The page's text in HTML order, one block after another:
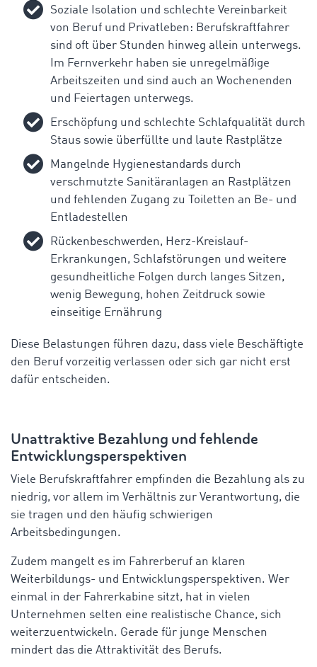
Soziale Isolation und schlechte Vereinbarkeit
von Beruf und Privatleben: Berufskraftfahrer
sind oft über Stunden hinweg allein unterwegs.
Im Fernverkehr haben sie unregelmäßige
Arbeitszeiten und sind auch an Wochenenden
und Feiertagen unterwegs.
Erschöpfung und schlechte Schlafqualität durch
Staus sowie überfüllte und laute Rastplätze
Mangelnde Hygienestandards durch
verschmutzte Sanitäranlagen an Rastplätzen
und fehlenden Zugang zu Toiletten an Be- und
Entladestellen
Rückenbeschwerden, Herz-Kreislauf-
Erkrankungen, Schlafstörungen und weitere
gesundheitliche Folgen durch langes Sitzen,
wenig Bewegung, hohen Zeitdruck sowie
einseitige Ernährung
Diese Belastungen führen dazu, dass viele Beschäftigte
den Beruf vorzeitig verlassen oder sich gar nicht erst
dafür entscheiden.
Unattraktive Bezahlung und fehlende
Entwicklungsperspektiven
Viele Berufskraftfahrer empfinden die Bezahlung als zu
niedrig, vor allem im Verhältnis zur Verantwortung, die
sie tragen und den häufig schwierigen
Arbeitsbedingungen.
Zudem mangelt es im Fahrerberuf an klaren
Weiterbildungs- und Entwicklungsperspektiven. Wer
einmal in der Fahrerkabine sitzt, hat in vielen
Unternehmen selten eine realistische Chance, sich
weiterzuentwickeln. Gerade für junge Menschen
mindert das die Attraktivität des Berufs.